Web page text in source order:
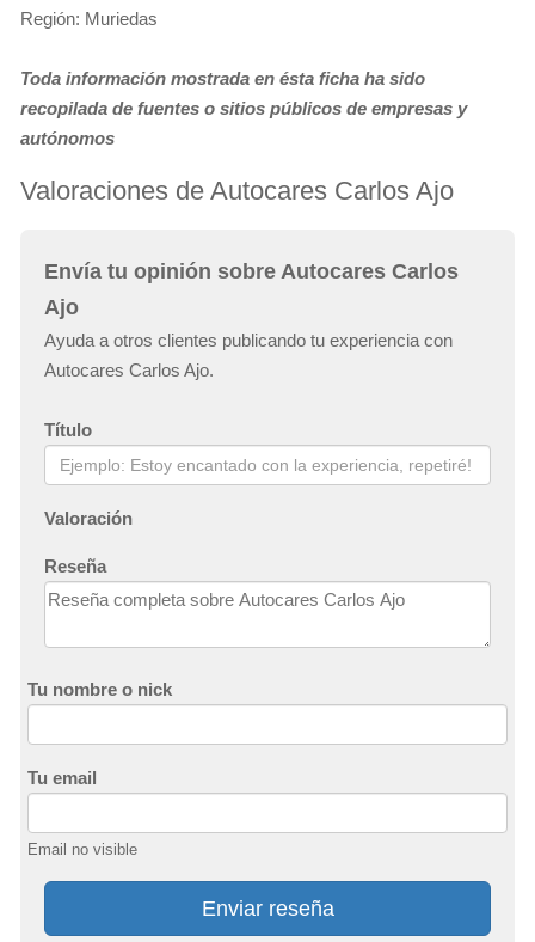
Región: Muriedas
Toda información mostrada en ésta ficha ha sido
recopilada de fuentes o sitios públicos de empresas y
autónomos
Valoraciones de Autocares Carlos Ajo
Envía tu opinión sobre Autocares Carlos
Ajo
Ayuda a otros clientes publicando tu experiencia con
Autocares Carlos Ajo.
Título
Valoración
Reseña
Tu nombre o nick
Tu email
Email no visible
Enviar reseña